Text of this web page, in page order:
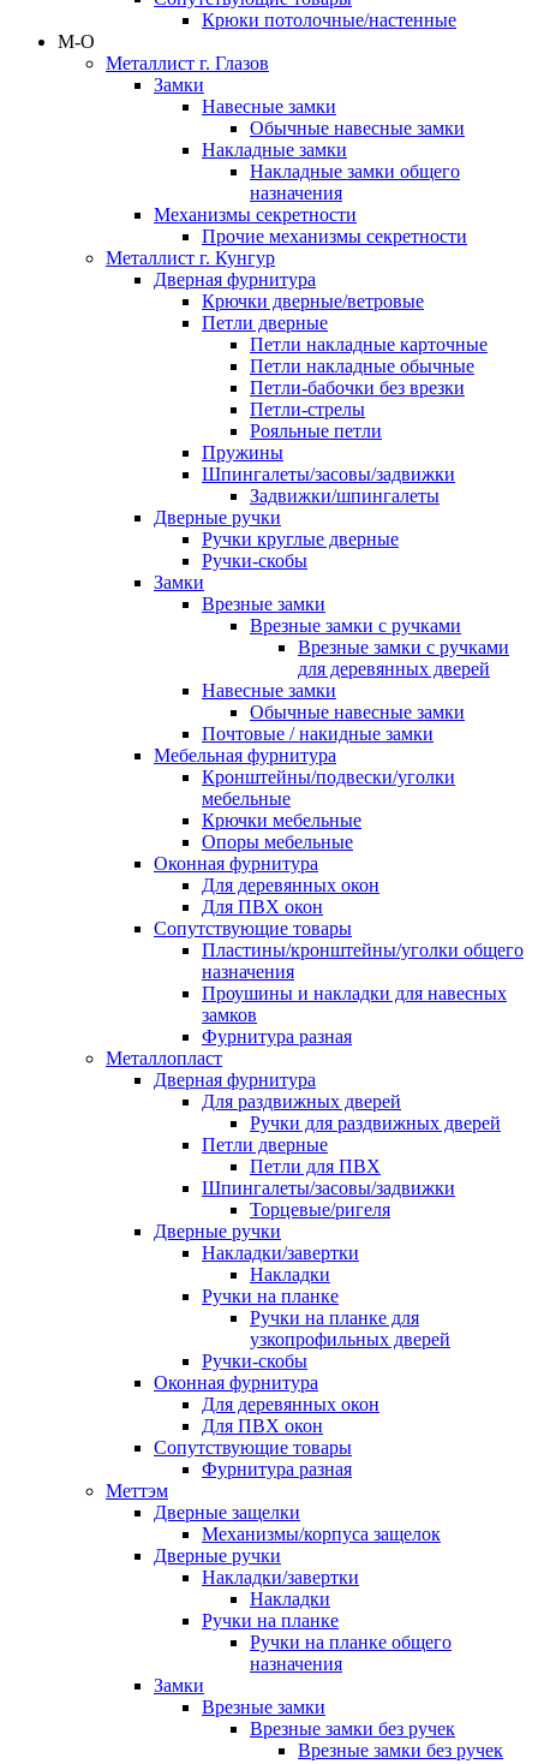
Крюки потолочные/настенные
М-О
Металлист г. Глазов
Замки
Навесные замки
Обычные навесные замки
Накладные замки
Накладные замки общего
назначения
Механизмы секретности
Прочие механизмы секретности
Металлист г. Кунгур
Дверная фурнитура
Крючки дверные/ветровые
Петли дверные
Петли накладные карточные
Петли накладные обычные
Петли-бабочки без врезки
Петли-стрелы
Рояльные петли
Пружины
Шпингалеты/засовы/задвижки
Задвижки/шпингалеты
Дверные ручки
Ручки круглые дверные
Ручки-скобы
Замки
Врезные замки
Врезные замки с ручками
Врезные замки с ручками
для деревянных дверей
Навесные замки
Обычные навесные замки
Почтовые / накидные замки
Мебельная фурнитура
Кронштейны/подвески/уголки
мебельные
Крючки мебельные
Опоры мебельные
Оконная фурнитура
Для деревянных окон
Для ПВХ окон
Сопутствующие товары
Пластины/кронштейны/уголки общего
назначения
Проушины и накладки для навесных
замков
Фурнитура разная
Металлопласт
Дверная фурнитура
Для раздвижных дверей
Ручки для раздвижных дверей
Петли дверные
Петли для ПВХ
Шпингалеты/засовы/задвижки
Торцевые/ригеля
Дверные ручки
Накладки/завертки
Накладки
Ручки на планке
Ручки на планке для
узкопрофильных дверей
Ручки-скобы
Оконная фурнитура
Для деревянных окон
Для ПВХ окон
Сопутствующие товары
Фурнитура разная
Меттэм
Дверные защелки
Механизмы/корпуса защелок
Дверные ручки
Накладки/завертки
Накладки
Ручки на планке
Ручки на планке общего
назначения
Замки
Врезные замки
Врезные замки без ручек
Врезные замки без ручек